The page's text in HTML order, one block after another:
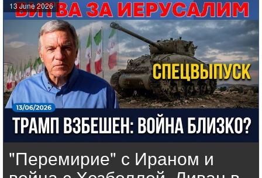
13 June 2026
"Перемирие" с Ираном и